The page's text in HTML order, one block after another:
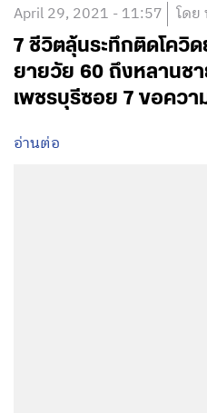
April 29, 2021 - 11:57 โดย
7 ชีวิตลุ้นระทึกติดโควิ
ยายวัย 60 ถึงหลานช
เพชรบุรีซอย 7 ขอควา
อ่านต่อ